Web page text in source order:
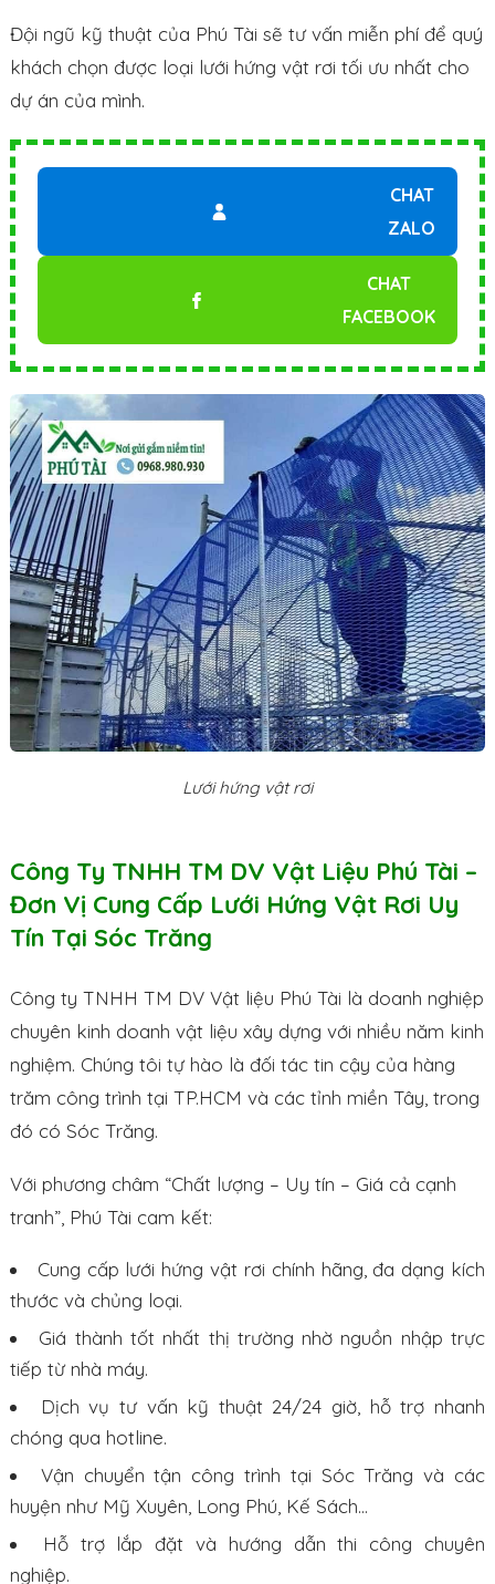
Đội ngũ kỹ thuật của Phú Tài sẽ tư vấn miễn phí để quý
khách chọn được loại lưới hứng vật rơi tối ưu nhất cho
dự án của mình.
CHAT
ZALO
CHAT
FACEBOOK
Lưới hứng vật rơi
Công Ty TNHH TM DV Vật Liệu Phú Tài –
Đơn Vị Cung Cấp Lưới Hứng Vật Rơi Uy
Tín Tại Sóc Trăng
Công ty TNHH TM DV Vật liệu Phú Tài là doanh nghiệp
chuyên kinh doanh vật liệu xây dựng với nhiều năm kinh
nghiệm. Chúng tôi tự hào là đối tác tin cậy của hàng
trăm công trình tại TP.HCM và các tỉnh miền Tây, trong
đó có Sóc Trăng.
Với phương châm “Chất lượng – Uy tín – Giá cả cạnh
tranh”, Phú Tài cam kết:
Cung cấp lưới hứng vật rơi chính hãng, đa dạng kích
thước và chủng loại.
Giá thành tốt nhất thị trường nhờ nguồn nhập trực
tiếp từ nhà máy.
Dịch vụ tư vấn kỹ thuật 24/24 giờ, hỗ trợ nhanh
chóng qua hotline.
Vận chuyển tận công trình tại Sóc Trăng và các
huyện như Mỹ Xuyên, Long Phú, Kế Sách…
Hỗ trợ lắp đặt và hướng dẫn thi công chuyên
nghiệp.